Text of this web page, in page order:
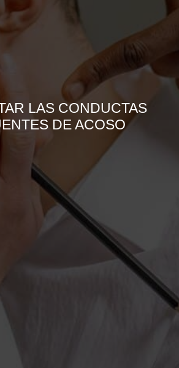
LAS CONDUCTAS
DE ACOSO